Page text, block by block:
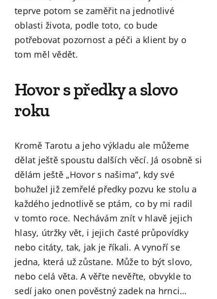
teprve potom se zaměřit na jednotlivé
oblasti života, podle toto, co bude
potřebovat pozornost a péči a klient by o
tom měl vědět.
Hovor s předky a slovo
roku
Kromě Tarotu a jeho výkladu ale můžeme
dělat ještě spoustu dalších věcí. Já osobně si
dělám ještě „Hovor s našima“, kdy své
bohužel již zemřelé předky pozvu ke stolu a
každého jednotlivě se ptám, co by mi radil
v tomto roce. Nechávám znít v hlavě jejich
hlasy, útržky vět, i jejich časté průpovídky
nebo citáty, tak, jak je říkali. A vynoří se
jedna, která už zůstane. Může to být slovo,
nebo celá věta. A věřte nevěřte, obvykle to
sedí jako onen pověstný zadek na hrnci…